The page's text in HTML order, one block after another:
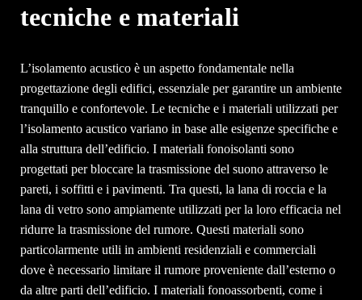
tecniche e materiali
L’isolamento acustico è un aspetto fondamentale nella
progettazione degli edifici, essenziale per garantire un ambiente
tranquillo e confortevole. Le tecniche e i materiali utilizzati per
l’isolamento acustico variano in base alle esigenze specifiche e
alla struttura dell’edificio. I materiali fonoisolanti sono
progettati per bloccare la trasmissione del suono attraverso le
pareti, i soffitti e i pavimenti. Tra questi, la lana di roccia e la
lana di vetro sono ampiamente utilizzati per la loro efficacia nel
ridurre la trasmissione del rumore. Questi materiali sono
particolarmente utili in ambienti residenziali e commerciali
dove è necessario limitare il rumore proveniente dall’esterno o
da altre parti dell’edificio. I materiali fonoassorbenti, come i